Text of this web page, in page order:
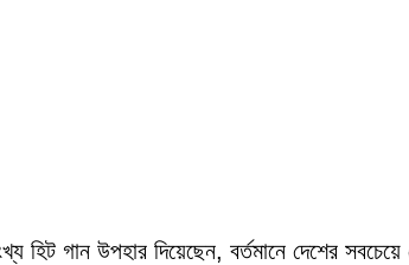
হিট গান উপহার দিয়েছেন, বর্তমানে দেশের